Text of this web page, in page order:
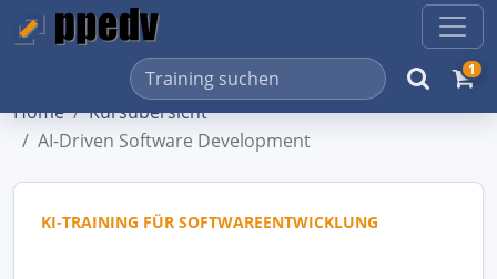
1
Home
Kursübersicht
AI-Driven Software Development
KI-TRAINING FÜR SOFTWAREENTWICKLUNG